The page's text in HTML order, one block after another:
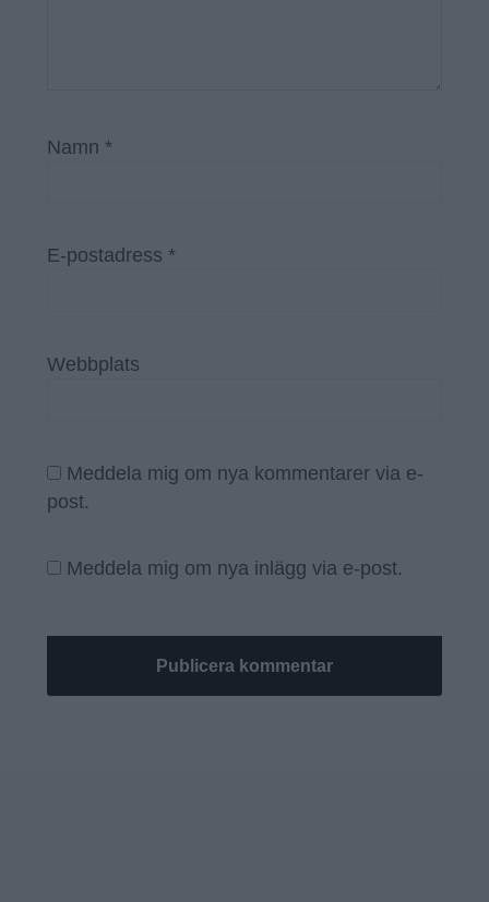
Namn *
E-postadress *
Webbplats
Meddela mig om nya kommentarer via e-
post.
Meddela mig om nya inlägg via e-post.